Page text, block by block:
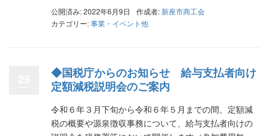
公開済み: 2022年6月9日 作成者:新座市商工会
カテゴリー:事業・イベント他
◆国税庁からのお知らせ 給与支払者向け
定額減税説明会のご案内
令和６年３月下旬から令和６年５月までの間、定額減
税の概要や源泉徴収事務について、給与支払者向けの